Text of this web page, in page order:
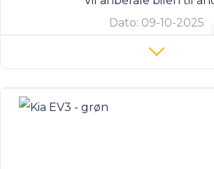
Dato: 09-10-2025